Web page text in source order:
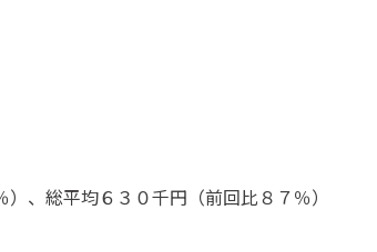
、総平均６３０千円（前回比８７％）